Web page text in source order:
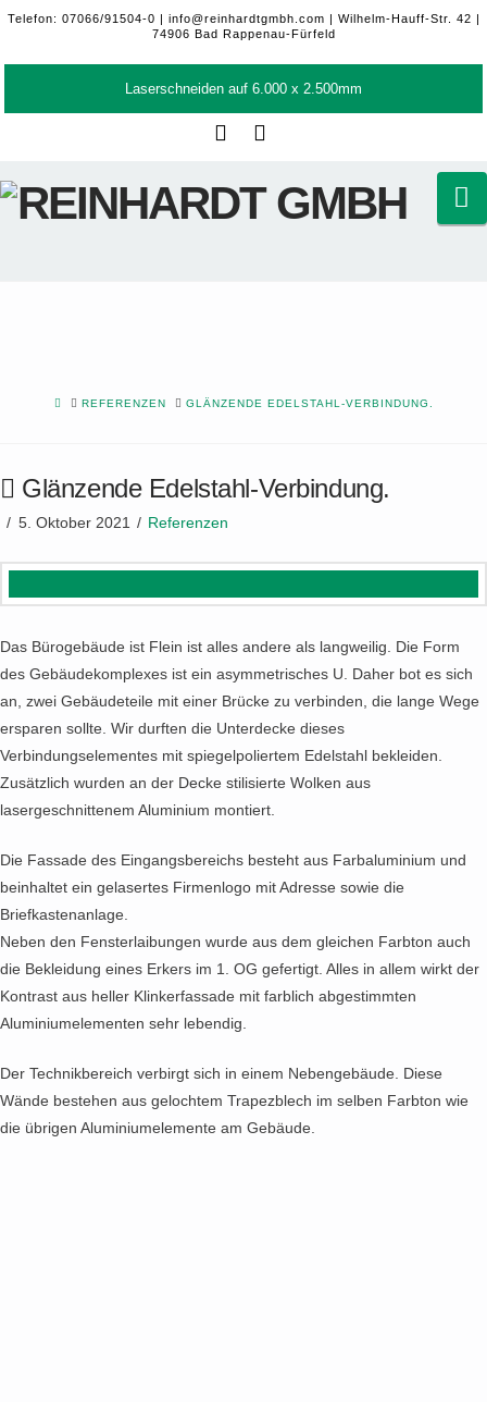
Telefon: 07066/91504-0 | info@reinhardtgmbh.com | Wilhelm-Hauff-Str. 42 |
74906 Bad Rappenau-Fürfeld
Laserschneiden auf 6.000 x 2.500mm
HOMEREFERENZEN GLÄNZENDE EDELSTAHL-VERBINDUNG.
Glänzende Edelstahl-Verbindung.
5. Oktober 2021 Referenzen
Das Bürogebäude ist Flein ist alles andere als langweilig. Die Form
des Gebäudekomplexes ist ein asymmetrisches U. Daher bot es sich
an, zwei Gebäudeteile mit einer Brücke zu verbinden, die lange Wege
ersparen sollte. Wir durften die Unterdecke dieses
Verbindungselementes mit spiegelpoliertem Edelstahl bekleiden.
Zusätzlich wurden an der Decke stilisierte Wolken aus
lasergeschnittenem Aluminium montiert.
Die Fassade des Eingangsbereichs besteht aus Farbaluminium und
beinhaltet ein gelasertes Firmenlogo mit Adresse sowie die
Briefkastenanlage.
Neben den Fensterlaibungen wurde aus dem gleichen Farbton auch
die Bekleidung eines Erkers im 1. OG gefertigt. Alles in allem wirkt der
Kontrast aus heller Klinkerfassade mit farblich abgestimmten
Aluminiumelementen sehr lebendig.
Der Technikbereich verbirgt sich in einem Nebengebäude. Diese
Wände bestehen aus gelochtem Trapezblech im selben Farbton wie
die übrigen Aluminiumelemente am Gebäude.